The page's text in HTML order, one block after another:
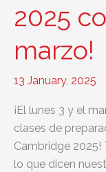
2025
marzo!
13 January, 2025
¡El lunes 3 y el
clases de
Cambridge 2025!
lo que dicen